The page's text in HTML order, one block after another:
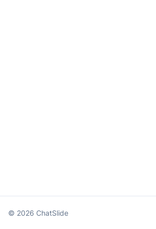
© 2026 ChatSlide